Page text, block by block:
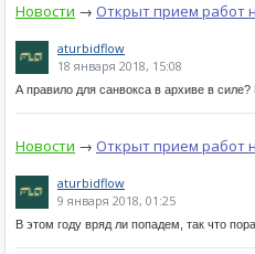
Новости → Открыт прием работ
aturbidflow
18 января 2018, 15:08
А правило для санвокса в архиве в
Новости → Открыт прием работ
aturbidflow
9 января 2018, 01:25
В этом году вряд ли попадем, так что